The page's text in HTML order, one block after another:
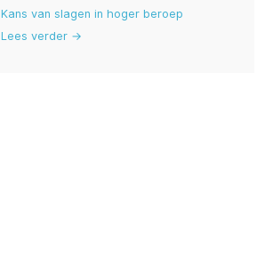
Kans van slagen in hoger beroep
Lees verder →